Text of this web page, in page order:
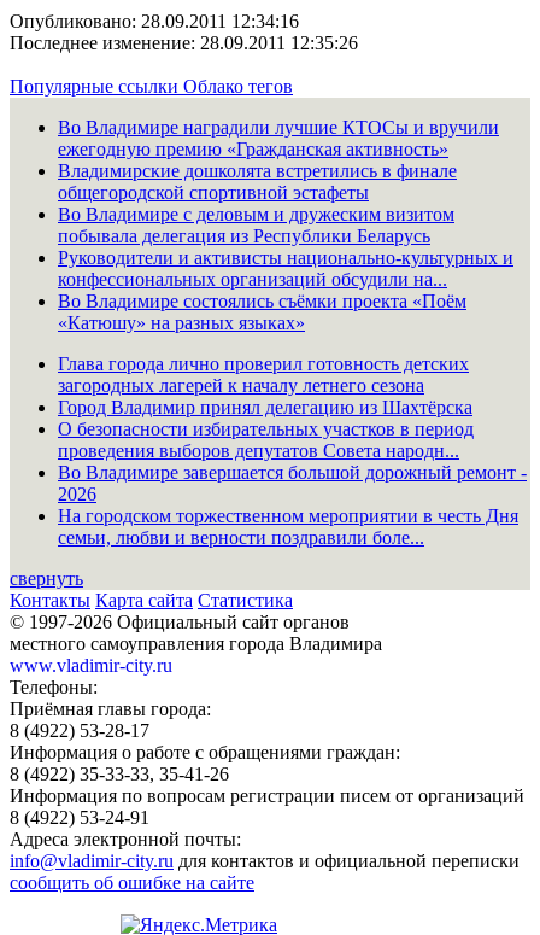
Опубликовано: 28.09.2011 12:34:16
Последнее изменение: 28.09.2011 12:35:26
Популярные ссылки Облако тегов
Во Владимире наградили лучшие КТОСы и вручили
ежегодную премию «Гражданская активность»
Владимирские дошколята встретились в финале
общегородской спортивной эстафеты
Во Владимире с деловым и дружеским визитом
побывала делегация из Республики Беларусь
Руководители и активисты национально-культурных и
конфессиональных организаций обсудили на...
Во Владимире состоялись съёмки проекта «Поём
«Катюшу» на разных языках»
Глава города лично проверил готовность детских
загородных лагерей к началу летнего сезона
Город Владимир принял делегацию из Шахтёрска
О безопасности избирательных участков в период
проведения выборов депутатов Совета народн...
Во Владимире завершается большой дорожный ремонт -
2026
На городском торжественном мероприятии в честь Дня
семьи, любви и верности поздравили боле...
свернуть
Контакты Карта сайта Статистика
© 1997-2026 Официальный сайт органов
местного самоуправления города Владимира
www.vladimir-city.ru
Телефоны:
Приёмная главы города:
8 (4922) 53-28-17
Информация о работе с обращениями граждан:
8 (4922) 35-33-33, 35-41-26
Информация по вопросам регистрации писем от организаций
8 (4922) 53-24-91
Адреса электронной почты:
info@vladimir-city.ru для контактов и официальной переписки
сообщить об ошибке на сайте